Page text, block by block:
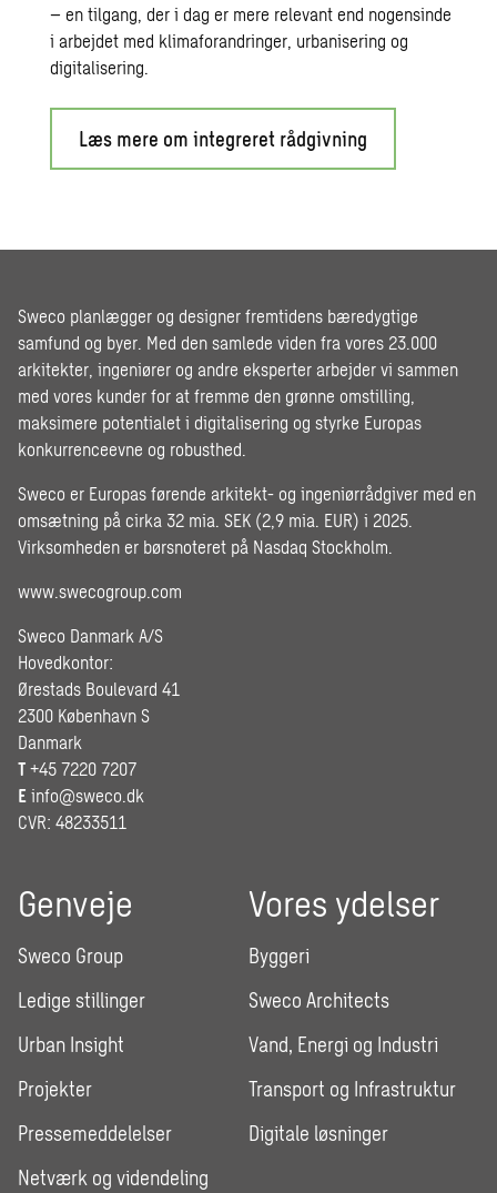
– en tilgang, der i dag er mere relevant end nogensinde
i arbejdet med klimaforandringer, urbanisering og
digitalisering.
Læs mere om integreret rådgivning
Sweco planlægger og designer fremtidens bæredygtige
samfund og byer. Med den samlede viden fra vores 23.000
arkitekter, ingeniører og andre eksperter arbejder vi sammen
med vores kunder for at fremme den grønne omstilling,
maksimere potentialet i digitalisering og styrke Europas
konkurrenceevne og robusthed.
Sweco er Europas førende arkitekt- og ingeniørrådgiver med en
omsætning på cirka 32 mia. SEK (2,9 mia. EUR) i 2025.
Virksomheden er børsnoteret på Nasdaq Stockholm.
www.swecogroup.com
Sweco Danmark A/S
Hovedkontor:
Ørestads Boulevard 41
2300 København S
Danmark
T +45 7220 7207
E info@sweco.dk
CVR: 48233511
Genveje
Sweco Group
Ledige stillinger
Urban Insight
Projekter
Pressemeddelelser
Netværk og videndeling
Vores ydelser
Byggeri
Sweco Architects
Vand, Energi og Industri
Transport og Infrastruktur
Digitale løsninger